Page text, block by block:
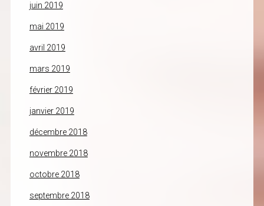
juin 2019
mai 2019
avril 2019
mars 2019
février 2019
janvier 2019
décembre 2018
novembre 2018
octobre 2018
septembre 2018